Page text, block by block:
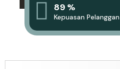
89 %
Kepuasan Pelanggan